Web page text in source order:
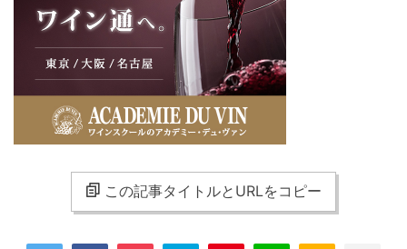
この記事タイトルとURLをコピー